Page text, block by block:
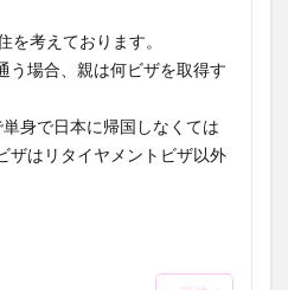
を考えております。
う場合、親は何ビザを取得す
身で日本に帰国しなくては
ザはリタイヤメントビザ以外